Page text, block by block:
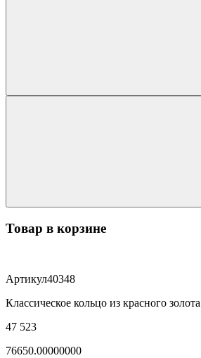
Товар в корзине
Артикул40348
Классическое кольцо из красного золота
47 523
76650.00000000